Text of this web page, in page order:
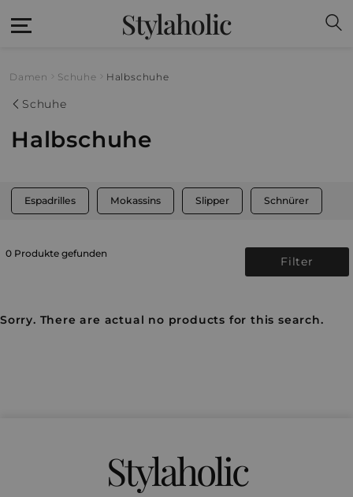
Stylaholic
Damen Schuhe Halbschuhe
Schuhe
Halbschuhe
Espadrilles Mokassins Slipper Schnürer
0 Produkte gefunden
Filter
Sorry. There are actual no products for this search.
Stylaholic